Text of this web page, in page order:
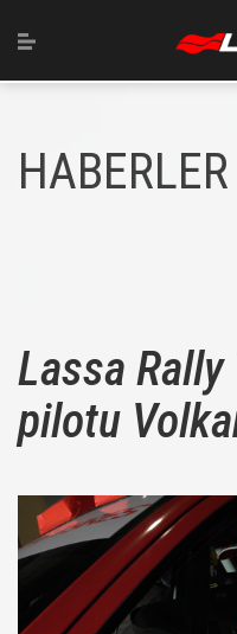
HABERLER
Lassa Rally
pilotu